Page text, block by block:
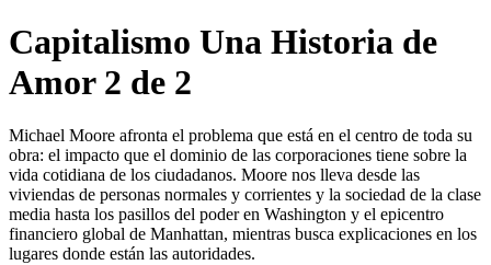
Capitalismo Una Historia de
Amor 2 de 2
Michael Moore afronta el problema que está en el centro de toda su
obra: el impacto que el dominio de las corporaciones tiene sobre la
vida cotidiana de los ciudadanos. Moore nos lleva desde las
viviendas de personas normales y corrientes y la sociedad de la clase
media hasta los pasillos del poder en Washington y el epicentro
financiero global de Manhattan, mientras busca explicaciones en los
lugares donde están las autoridades.